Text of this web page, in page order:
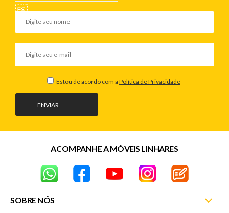
ENVIAR
Estou de acordo com a Política de Privacidade
SOBRE NÓS
ACOMPANHE A MÓVEIS LINHARES